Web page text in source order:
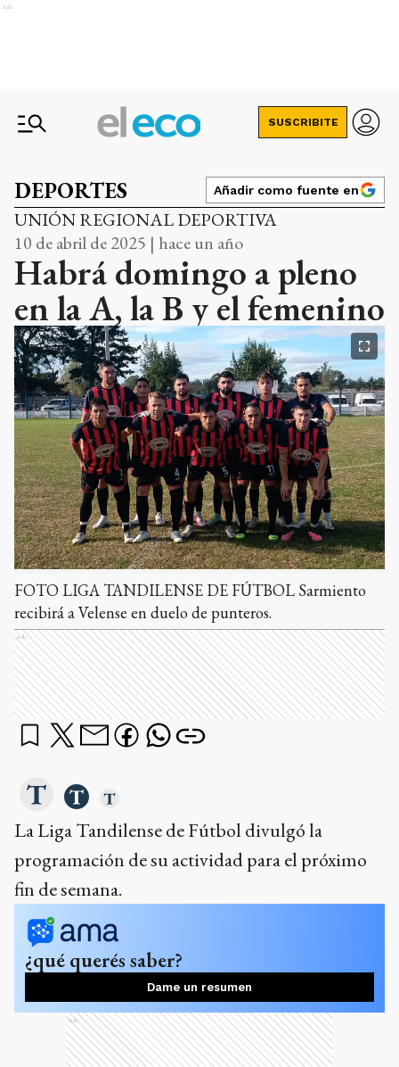
Ads
SUSCRIBITE
DEPORTES Añadir como fuente en
UNIÓN REGIONAL DEPORTIVA
10 de abril de 2025 | hace un año
Habrá domingo a pleno
en la A, la B y el femenino
FOTO LIGA TANDILENSE DE FÚTBOL Sarmiento
recibirá a Velense en duelo de punteros.
Ads
La Liga Tandilense de Fútbol divulgó la
programación de su actividad para el próximo
fin de semana.
¿qué querés saber?
Dame un resumen
Ads